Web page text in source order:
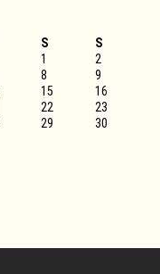
S
S
1
2
8
9
15
16
22
23
29
30